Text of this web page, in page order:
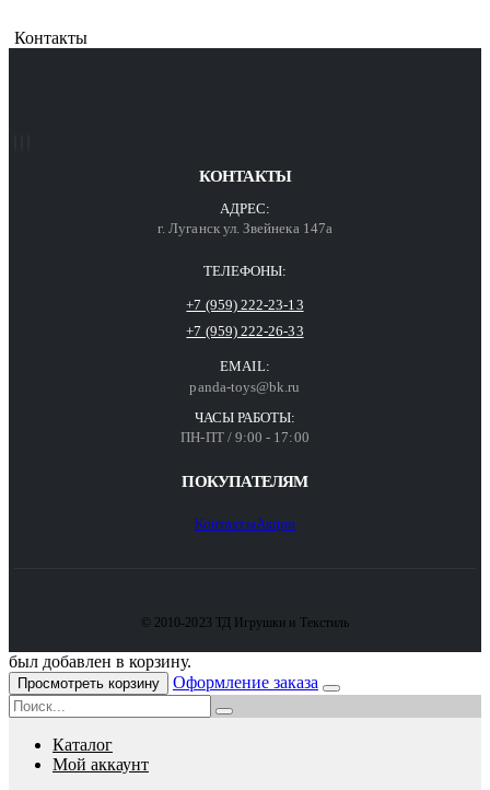
Контакты
КОНТАКТЫ
АДРЕС:
г. Луганск ул. Звейнека 147а
ТЕЛЕФОНЫ:
+7 (959) 222-23-13
+7 (959) 222-26-33
EMAIL:
panda-toys@bk.ru
ЧАСЫ РАБОТЫ:
ПН-ПТ / 9:00 - 17:00
ПОКУПАТЕЛЯМ
КонтактыАкции
© 2010-2023 ТД Игрушки и Текстиль
был добавлен в корзину.
Просмотреть корзину Оформление заказа
Каталог
Мой аккаунт